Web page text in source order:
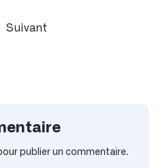
Suivant
publier un commentaire.